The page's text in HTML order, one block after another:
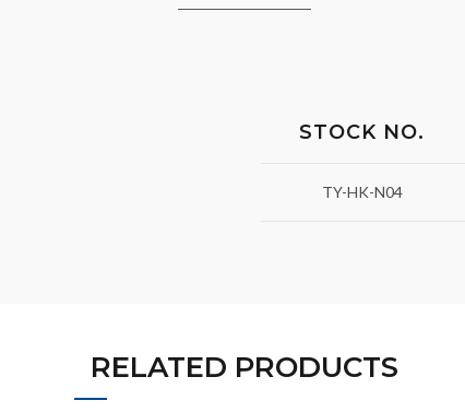
STOCK NO.
TY-HK-N04
RELATED PRODUCTS